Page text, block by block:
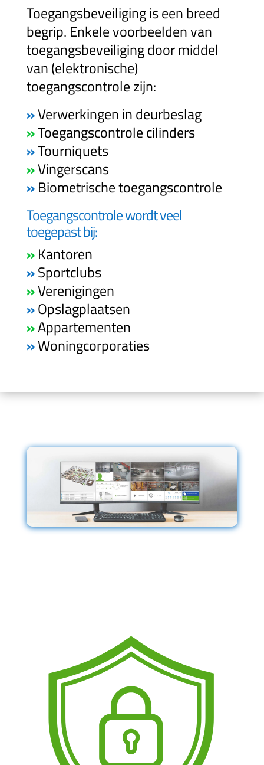
Toegangsbeveiliging is een breed
begrip. Enkele voorbeelden van
toegangsbeveiliging door middel
van (elektronische)
toegangscontrole zijn:
»Verwerkingen in deurbeslag
»Toegangscontrole cilinders
»Tourniquets
»Vingerscans
» Biometrische toegangscontrole
Toegangscontrole wordt veel
toegepast bij:
» Kantoren
»Sportclubs
»Verenigingen
»Opslagplaatsen
»Appartementen
»Woningcorporaties